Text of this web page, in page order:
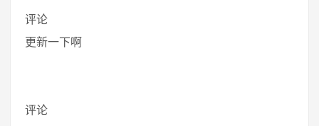
评论
更新一下啊
评论